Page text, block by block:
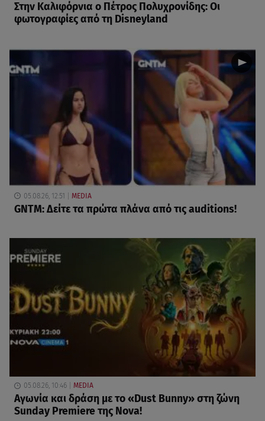
Στην Καλιφόρνια ο Πέτρος Πολυχρονίδης: Οι
φωτογραφίες από τη Disneyland
05.08.26, 12:51 MEDIA
GNTM: Δείτε τα πρώτα πλάνα από τις auditions!
05.08.26, 10:46 MEDIA
Αγωνία και δράση με το «Dust Bunny» στη ζώνη
Sunday Premiere της Nova!